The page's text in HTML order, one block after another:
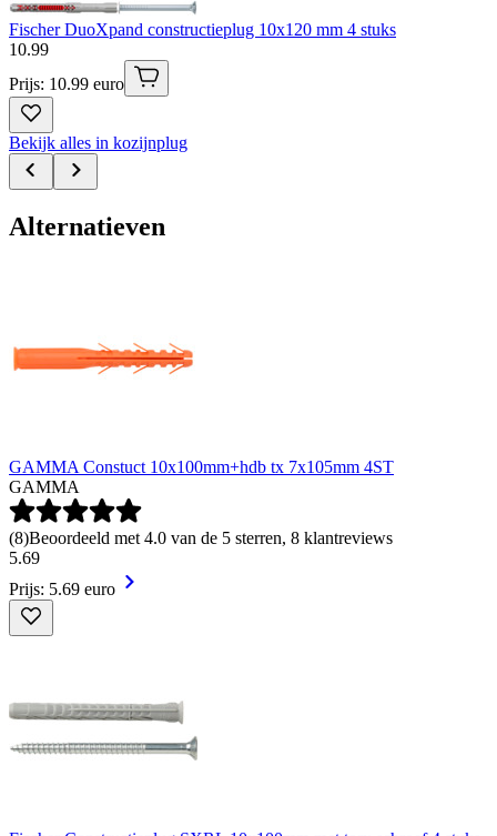
Fischer DuoXpand constructieplug 10x120 mm 4 stuks
10.99
Prijs: 10.99 euro
Bekijk alles in kozijnplug
Alternatieven
GAMMA Constuct 10x100mm+hdb tx 7x105mm 4ST
GAMMA
(8)Beoordeeld met 4.0 van de 5 sterren, 8 klantreviews
5.69
Prijs: 5.69 euro